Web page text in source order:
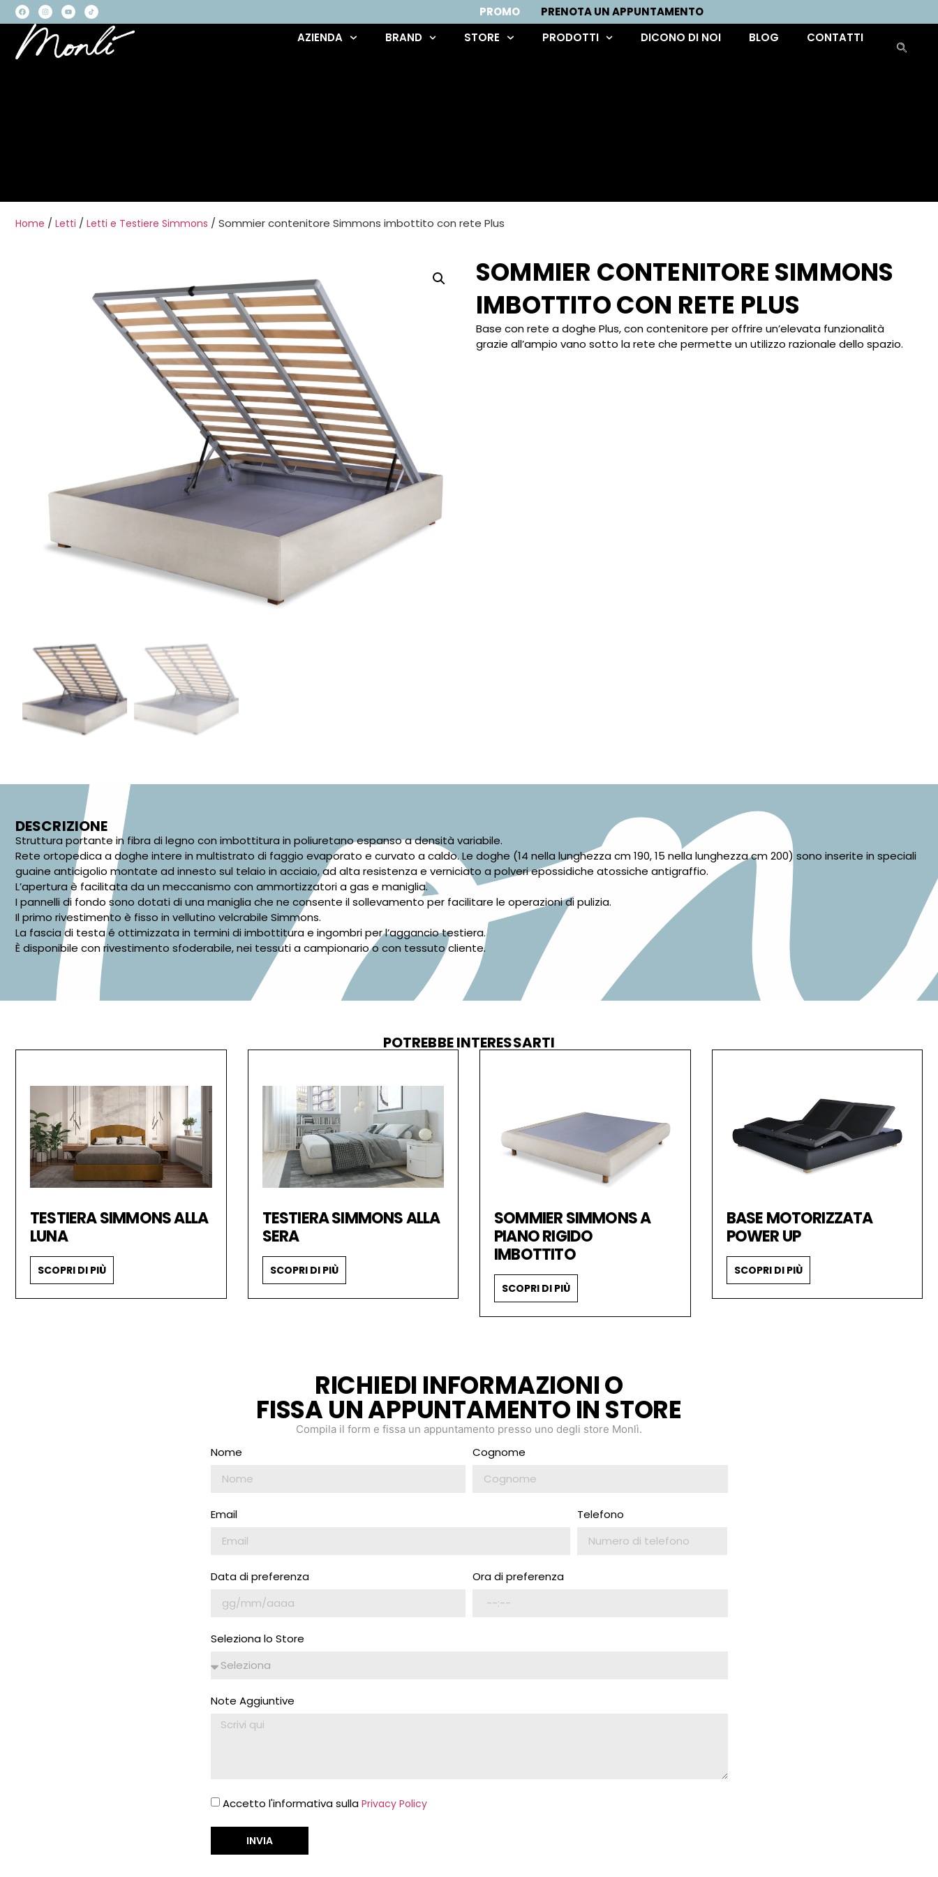
PROMO
PRENOTA UN APPUNTAMENTO
AZIENDA
BRAND STORE PRODOTTI DICONO DI NOI BLOG CONTATTI
Home / Letti / Letti e Testiere Simmons / Sommier contenitore Simmons imbottito con rete Plus
SOMMIER CONTENITORE SIMMONS
IMBOTTITO CON RETE PLUS
Base con rete a doghe Plus, con contenitore per offrire un’elevata funzionalità
grazie all’ampio vano sotto la rete che permette un utilizzo razionale dello spazio.
DESCRIZIONE
Struttura portante in fibra di legno con imbottitura in poliuretano espanso a densità variabile.
Rete ortopedica a doghe intere in multistrato di faggio evaporato e curvato a caldo. Le doghe (14 nella lunghezza cm 190, 15 nella lunghezza cm 200) sono inserite in speciali
guaine anticigolio montate ad innesto sul telaio in acciaio, ad alta resistenza e verniciato a polveri epossidiche atossiche antigraffio.
L’apertura è facilitata da un meccanismo con ammortizzatori a gas e maniglia.
I pannelli di fondo sono dotati di una maniglia che ne consente il sollevamento per facilitare le operazioni di pulizia.
Il primo rivestimento è fisso in vellutino velcrabile Simmons.
La fascia di testa é ottimizzata in termini di imbottitura e ingombri per l’aggancio testiera.
È disponibile con rivestimento sfoderabile, nei tessuti a campionario o con tessuto cliente.
POTREBBE INTERESSARTI
TESTIERA SIMMONS ALLA
LUNA
SCOPRI DI PIÙ
TESTIERA SIMMONS ALLA
SERA
SCOPRI DI PIÙ
SOMMIER SIMMONS A
PIANO RIGIDO
IMBOTTITO
SCOPRI DI PIÙ
BASE MOTORIZZATA
POWER UP
SCOPRI DI PIÙ
RICHIEDI INFORMAZIONI O
FISSA UN APPUNTAMENTO IN STORE
Compila il form e fissa un appuntamento presso uno degli store Monlì.
Nome Cognome
Email Telefono
Data di preferenza Ora di preferenza
Seleziona lo Store
Note Aggiuntive
Accetto l'informativa sulla Privacy Policy
INVIA